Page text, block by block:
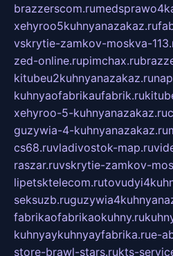
brazzerscom.ru
xehyroo5kuhnyanazakaz.ru
vskrytie-zamkov-moskva-
zed-online.rupimchax.ru
kitubeu2kuhnyanazakaz.ru
kuhnyaofabrikaufabrik.ru
xehyroo-5-kuhnyanazakaz.ru
guzywia-4-kuhnyanazakaz.ru
cs68.ruvladivostok-map.ru
raszar.ruvskrytie-zamkov-
lipetsktelecom.ru
seksuzb.ru
fabrikaofabrikaokuhny.ru
kuhnyaykuhnyayfabrika.rue-
store-brawl-stars.rukts-